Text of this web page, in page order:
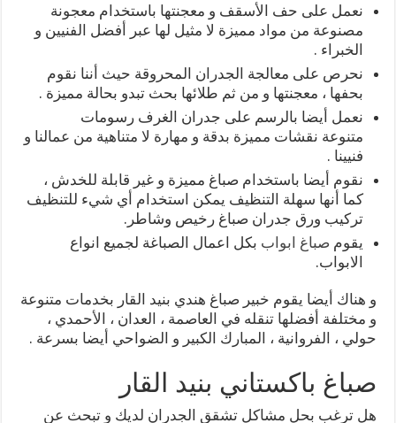
نعمل على حف الأسقف و معجنتها باستخدام معجونة
مصنوعة من مواد مميزة لا مثيل لها عبر أفضل الفنيين و
الخبراء .
نحرص على معالجة الجدران المحروقة حيث أننا نقوم
بحفها ، معجنتها و من ثم طلائها بحث تبدو بحالة مميزة .
نعمل أيضا بالرسم على جدران الغرف رسومات
متنوعة نقشات مميزة بدقة و مهارة لا متناهية من عمالنا و
فنيينا .
نقوم أيضا باستخدام صباغ مميزة و غير قابلة للخدش ،
كما أنها سهلة التنظيف يمكن استخدام أي شيء للتنظيف
تركيب ورق جدران صباغ رخيص وشاطر.
يقومصباغ ابواب بكل اعمال الصباغة لجميع انواع
الابواب.
و هناك أيضا يقوم خبير صباغ هندي بنيد القار بخدمات متنوعة
و مختلفة أفضلها تنقله في العاصمة ، العدان ، الأحمدي ،
حولي ، الفروانية ، المبارك الكبير و الضواحي أيضا بسرعة .
صباغ باكستاني بنيد القار
هل ترغب بحل مشاكل تشقق الجدران لديك و تبحث عن